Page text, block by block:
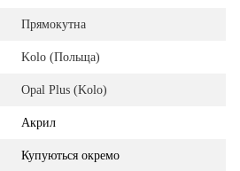
Прямокутна
Kolo (Польща)
Opal Plus (Kolo)
Акрил
Купуються окремо